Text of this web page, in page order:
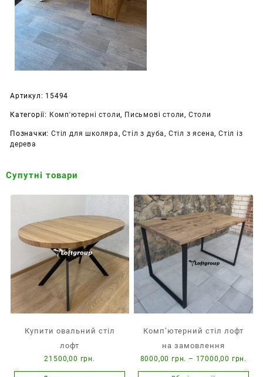
Артикул: 15494
Категорії: Комп'ютерні столи, Письмові столи , Столи
Позначки: Стіл для школяра ,Стіл з дуба , Стіл з ясена,Стіл із
дерева
Супутні товари
Купити овальний стіл
лофт
21500,00 грн.
Комп’ютерний стіл лофт
на замовлення
8000,00 грн. – 17000,00 грн.
цін: